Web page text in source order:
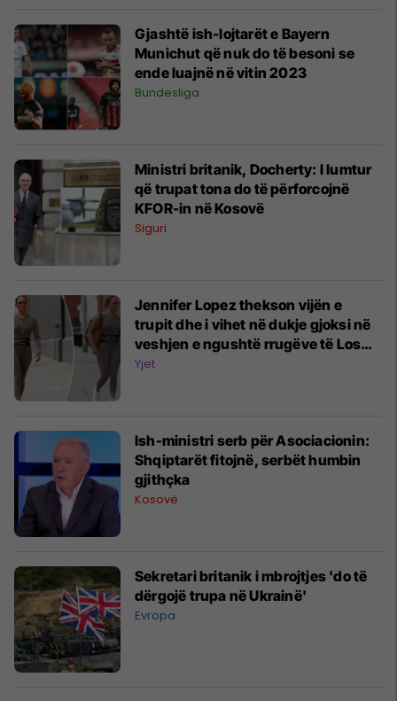
Gjashtë ish-lojtarët e Bayern
Munichut që nuk do të besoni se
ende luajnë në vitin 2023
Bundesliga
Ministri britanik, Docherty: I lumtur
që trupat tona do të përforcojnë
KFOR-in në Kosovë
Siguri
Jennifer Lopez thekson vijën e
trupit dhe i vihet në dukje gjoksi në
veshjen e ngushtë rrugëve të Los
Angelesit
Yjet
Ish-ministri serb për Asociacionin:
Shqiptarët fitojnë, serbët humbin
gjithçka
Kosovë
Sekretari britanik i mbrojtjes 'do të
dërgojë trupa në Ukrainë'
Evropa